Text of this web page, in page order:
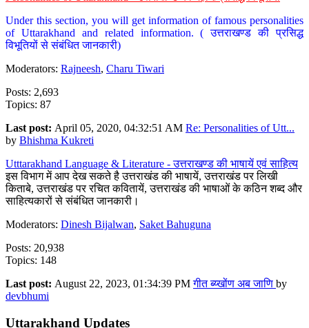
Under this section, you will get information of famous personalities
of Uttarakhand and related information. ( उत्तराखण्ड की प्रसिद्ध
विभूतियों से संबंधित जानकारी)
Moderators: Rajneesh, Charu Tiwari
Posts: 2,693
Topics: 87
Last post: April 05, 2020, 04:32:51 AM Re: Personalities of Utt...
by Bhishma Kukreti
Utttarakhand Language & Literature - उत्तराखण्ड की भाषायें एवं साहित्य
इस विभाग में आप देख सकते है उत्तराखंड की भाषायें, उत्तराखंड पर लिखी
किताबे, उत्तराखंड पर रचित कवितायें, उत्तराखंड की भाषाओं के कठिन शब्द और
साहित्यकारों से संबंधित जानकारी।
Moderators: Dinesh Bijalwan, Saket Bahuguna
Posts: 20,938
Topics: 148
Last post: August 22, 2023, 01:34:39 PMगीत ब्य्खोंण अब जाणि by
devbhumi
Uttarakhand Updates